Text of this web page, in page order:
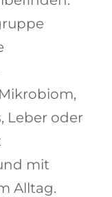
Leber oder
mit
Alltag.